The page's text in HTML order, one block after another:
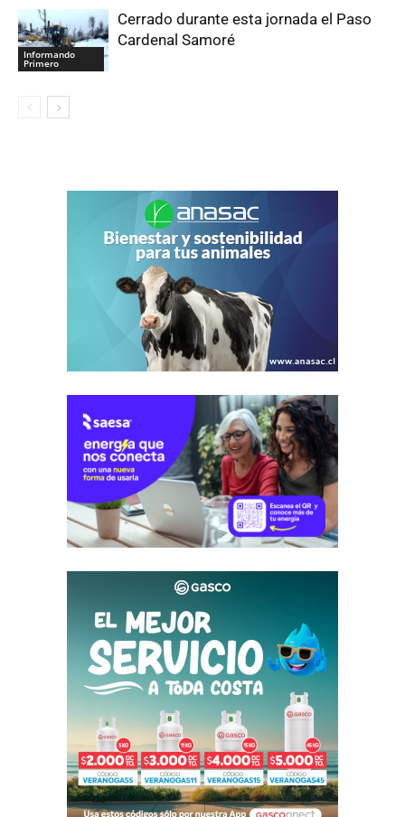
Informando
Primero
Cerrado durante esta jornada el Paso
Cardenal Samoré